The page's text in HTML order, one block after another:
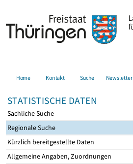
Home Kontakt Suche Newsletter
STATISTISCHE DATEN
Sachliche Suche
Regionale Suche
Kürzlich bereitgestellte Daten
Allgemeine Angaben, Zuordnungen